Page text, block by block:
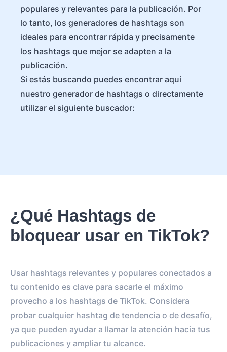
populares y relevantes para la publicación. Por
lo tanto, los generadores de hashtags son
ideales para encontrar rápida y precisamente
los hashtags que mejor se adapten a la
publicación.
Si estás buscando puedes encontrar aquí
nuestro generador de hashtags o directamente
utilizar el siguiente buscador:
¿Qué Hashtags de
bloquear usar en TikTok?
Usar hashtags relevantes y populares conectados a
tu contenido es clave para sacarle el máximo
provecho a los hashtags de TikTok. Considera
probar cualquier hashtag de tendencia o de desafío,
ya que pueden ayudar a llamar la atención hacia tus
publicaciones y ampliar tu alcance.